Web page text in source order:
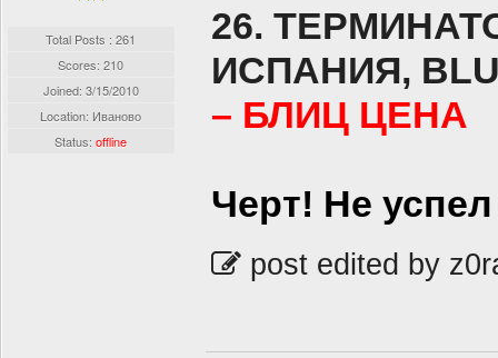
Total Posts : 261
Scores: 210
Joined: 3/15/2010
Location: Иваново
Status:offline
26.
ИСПАНИЯ,
– БЛИЦ ЦЕНА
Черт! Не
post edited by